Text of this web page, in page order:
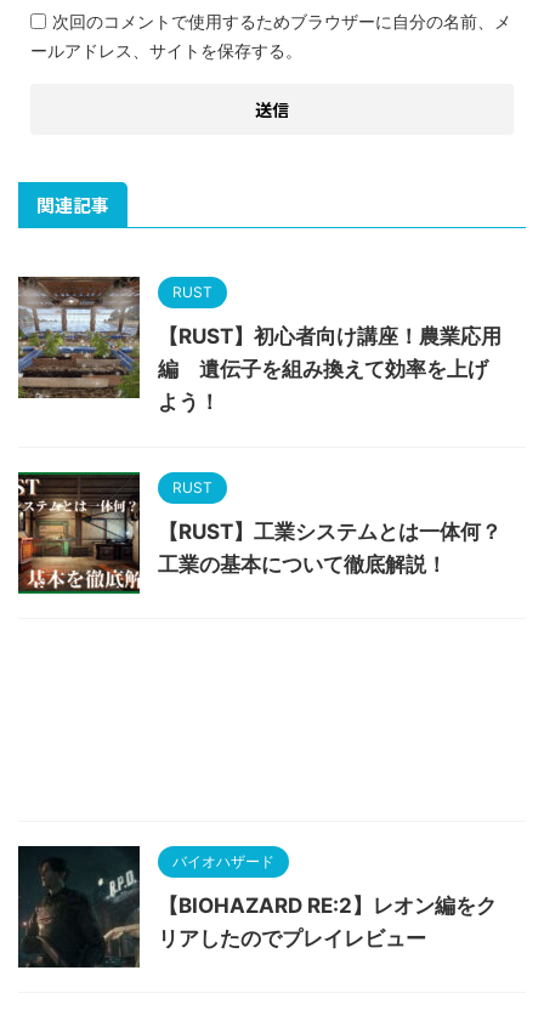
次回のコメントで使用するためブラウザーに自分の名前、メ
ールアドレス、サイトを保存する。
関連記事
RUST
【RUST】初心者向け講座！農業応用
編 遺伝子を組み換えて効率を上げ
よう！
RUST
【RUST】工業システムとは一体何？
工業の基本について徹底解説！
バイオハザード
【BIOHAZARD RE:2】レオン編をク
リアしたのでプレイレビュー